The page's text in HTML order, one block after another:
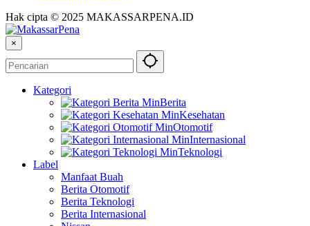
Hak cipta © 2025 MAKASSARPENA.ID
×
Kategori
Berita
Kesehatan
Otomotif
Internasional
Teknologi
Label
Manfaat Buah
Berita Otomotif
Berita Teknologi
Berita Internasional